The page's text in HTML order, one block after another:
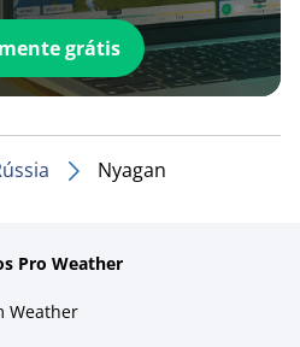
grátis
Nyagan
Pro Weather
Weather